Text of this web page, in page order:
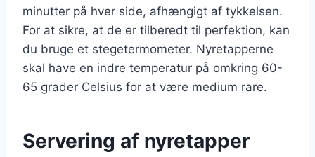
minutter på hver side, afhængigt af tykkelsen.
For at sikre, at de er tilberedt til perfektion, kan
du bruge et stegetermometer. Nyretapperne
skal have en indre temperatur på omkring 60-
65 grader Celsius for at være medium rare.
Servering af nyretapper